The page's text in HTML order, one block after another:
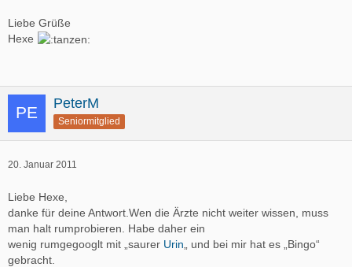
Liebe Grüße
Hexe
PeterM
Seniormitglied
20. Januar 2011
Liebe Hexe,
danke für deine Antwort.Wen die Ärzte nicht weiter wissen, muss
man halt rumprobieren. Habe daher ein
wenig rumgegooglt mit „saurer Urin „ und bei mir hat es „Bingo“
gebracht.